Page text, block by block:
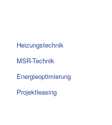
Heizungstechnik
MSR-Technik
Energieoptimierung
Projektleasing